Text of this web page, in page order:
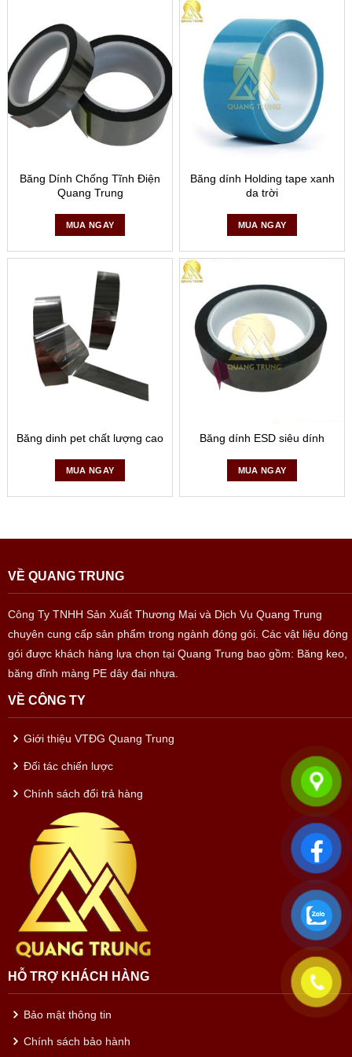
cần thiết để bảo vệ sản phẩm và thiết bị.
Băng Dính Chống Tĩnh Điện
Quang Trung
MUA NGAY
Băng dính Holding tape xanh
da trời
MUA NGAY
Băng dinh pet chất lượng cao
MUA NGAY
Băng dính ESD siêu dính
MUA NGAY
VỀ QUANG TRUNG
Công Ty TNHH Sản Xuất Thương Mại và Dịch Vụ Quang Trung
chuyên cung cấp sản phẩm trong ngành đóng gói. Các vật liệu đóng
gói được khách hàng lựa chọn tại Quang Trung bao gồm: Băng keo,
băng dĩnh màng PE dây đai nhựa.
VỀ CÔNG TY
Giới thiệu VTĐG Quang Trung
Đối tác chiến lược
Chính sách đổi trả hàng
HỖ TRỢ KHÁCH HÀNG
Bảo mật thông tin
Chính sách bảo hành